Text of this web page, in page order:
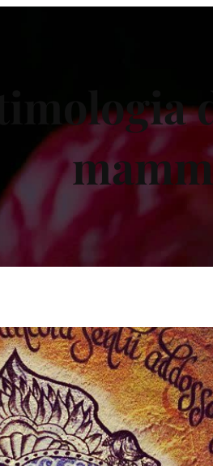
etimologia